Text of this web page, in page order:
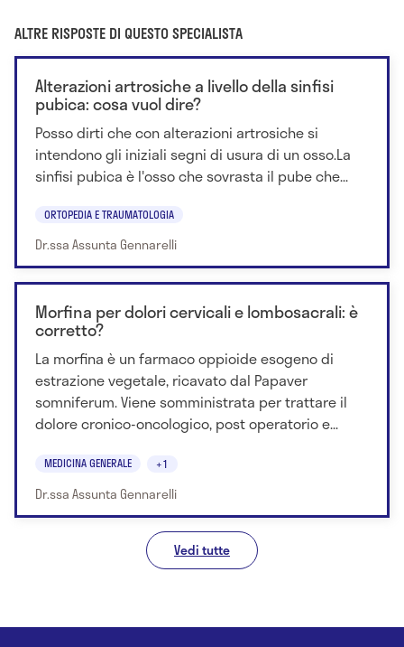
ALTRE RISPOSTE DI QUESTO SPECIALISTA
Alterazioni artrosiche a livello della sinfisi
pubica: cosa vuol dire?
Posso dirti che con alterazioni artrosiche si
intendono gli iniziali segni di usura di un osso.La
sinfisi pubica è l'osso che sovrasta il pube che...
ORTOPEDIA E TRAUMATOLOGIA
Dr.ssa Assunta Gennarelli
Morfina per dolori cervicali e lombosacrali: è
corretto?
La morfina è un farmaco oppioide esogeno di
estrazione vegetale, ricavato dal Papaver
somniferum. Viene somministrata per trattare il
dolore cronico-oncologico, post operatorio e...
MEDICINA GENERALE +1
Dr.ssa Assunta Gennarelli
Vedi tutte